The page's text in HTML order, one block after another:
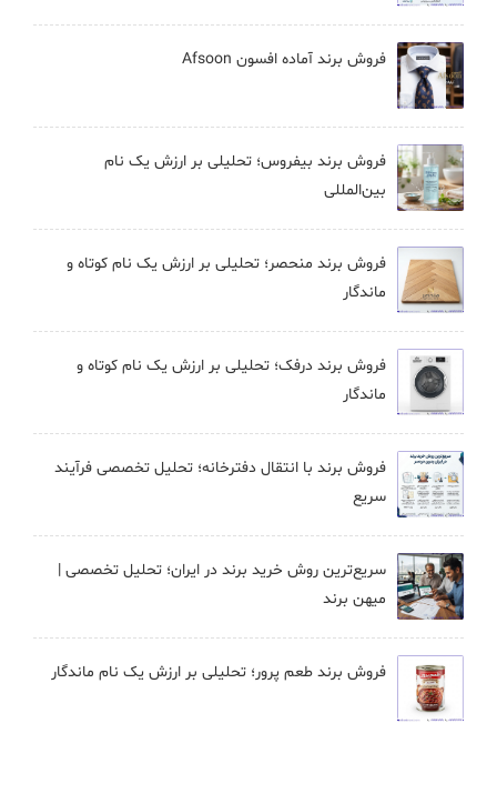
فروش برند آماده افسون Afsoon
فروش برند بيفروس؛ تحلیلی بر ارزش یک نام
بین‌المللی
فروش برند منحصر؛ تحلیلی بر ارزش یک نام کوتاه و
ماندگار
فروش برند درفک؛ تحلیلی بر ارزش یک نام کوتاه و
ماندگار
فروش برند با انتقال دفترخانه؛ تحلیل تخصصی فرآیند
سریع
سریع‌ترین روش خرید برند در ایران؛ تحلیل تخصصی |
میهن برند
فروش برند طعم پرور؛ تحلیلی بر ارزش یک نام ماندگار